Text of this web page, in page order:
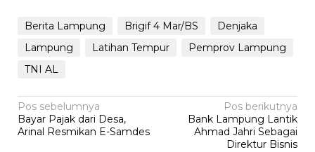
Berita Lampung Brigif 4 Mar/BS
Denjaka
Lampung
Latihan Tempur
Pemprov Lampung
TNI AL
Navigasi
pos
Pos sebelumnya
Bayar Pajak dari Desa,
Arinal Resmikan E-Samdes
Pos berikutnya
Bank Lampung Lantik
Ahmad Jahri Sebagai
Direktur Bisnis